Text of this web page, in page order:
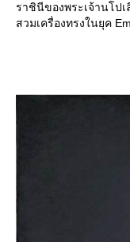
ราชินีของพระเจ้านโปเ
สวมเครื่องทรงในยุค